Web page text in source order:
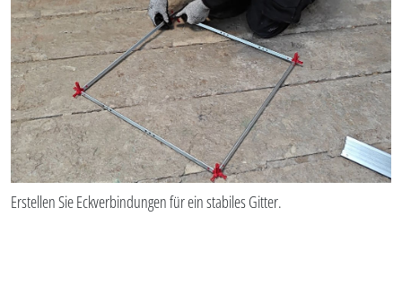
Erstellen Sie Eckverbindungen für ein stabiles Gitter.